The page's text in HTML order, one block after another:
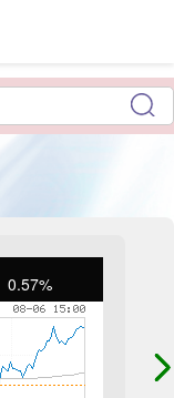
0.57%